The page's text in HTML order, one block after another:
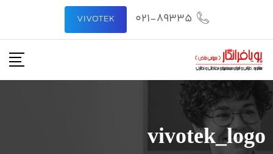
محتوا
021-89335
VIVOTEK
vivotek_logo